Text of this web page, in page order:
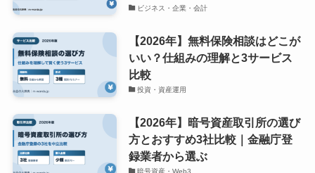
ビジネス・企業・会計
【2026年】無料保険相談はどこが
いい？仕組みの理解と3サービス
比較
投資・資産運用
【2026年】暗号資産取引所の選び
方とおすすめ3社比較｜金融庁登
録業者から選ぶ
暗号資産・Web3